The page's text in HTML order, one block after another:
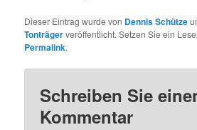
Dieser Eintrag wurde von Dennis Schütze
Tonträgerveröffentlicht. Setzen Sie ein
Permalink.
Schreiben Sie
Kommentar